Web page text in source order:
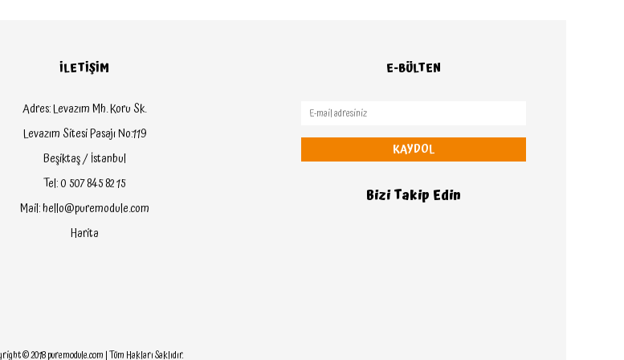
İLETİŞİM
Adres: Levazım Mh. Koru Sk.
Levazım Sitesi Pasajı No:119
Beşiktaş / İstanbul
Tel: 0 507 845 82 15
Mail: hello@puremodule.com
Harita
E-BÜLTEN
KAYDOL
Bizi Takip Edin
© 2018 puremodule.com | Tüm Hakları Saklıdır.